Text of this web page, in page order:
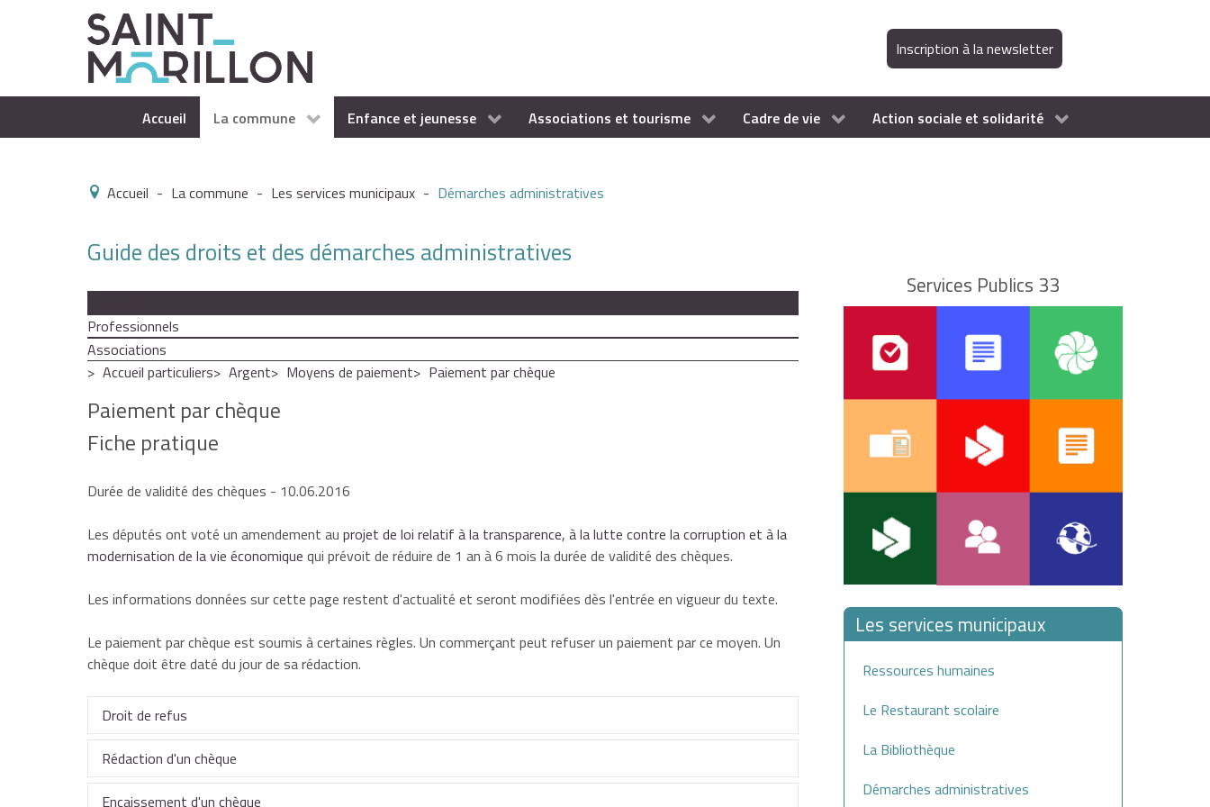
Inscription à la newsletter
Accueil La commune Enfance et jeunesse Associations et tourisme Cadre de vie Action sociale et solidarité
Accueil - La commune - Les services municipaux - Démarches administratives
Guide des droits et des démarches administratives
Professionnels
Associations
Accueil particuliers
Argent Moyens de paiement Paiement par chèque
Paiement par chèque
Fiche pratique
Durée de validité des chèques - 10.06.2016
Les députés ont voté un amendement au projet de loi relatif à la transparence, à la lutte contre la corruption et à la
modernisation de la vie économique qui prévoit de réduire de 1 an à 6 mois la durée de validité des chèques.
Les informations données sur cette page restent d'actualité et seront modifiées dès l'entrée en vigueur du texte.
Le paiement par chèque est soumis à certaines règles. Un commerçant peut refuser un paiement par ce moyen. Un
chèque doit être daté du jour de sa rédaction.
Droit de refus
Un commerçant peut refuser un paiement par chèque ou exiger un montant minimal ou maximal à condition d'en
avoir clairement informé sa clientèle. Cette information se fait par voie d'affichage ou dans ses conditions
Rédaction d'un chèque
Encaissement d'un chèque
Services Publics 33
Les services municipaux
Ressources humaines
Le Restaurant scolaire
La Bibliothèque
Démarches administratives